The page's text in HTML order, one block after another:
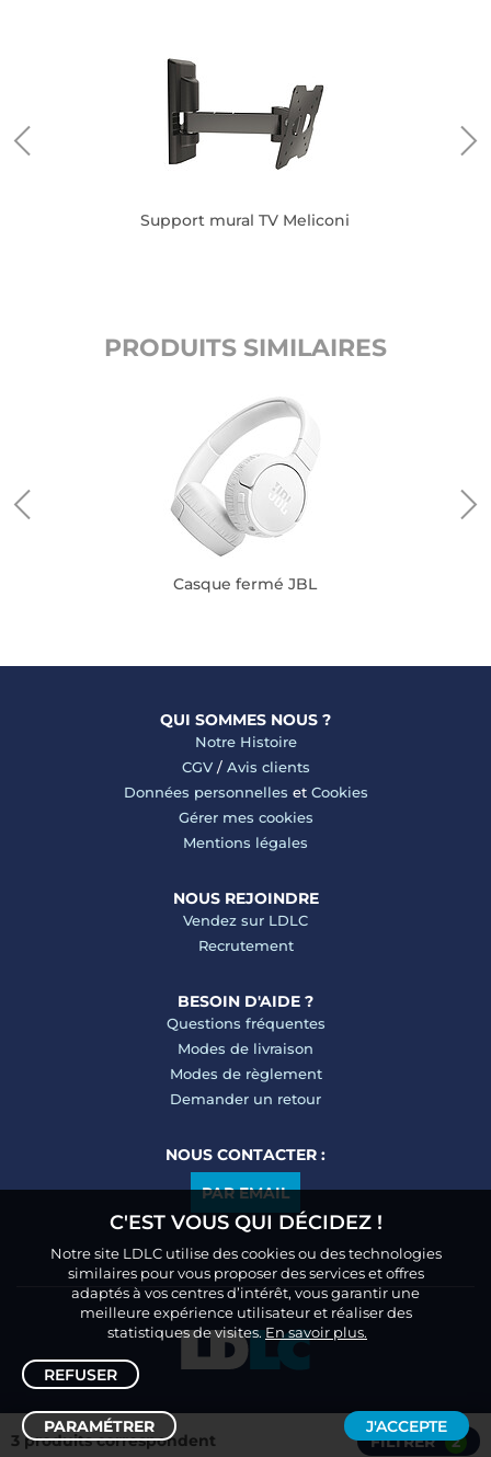
Trier /Filtrer
3 produits correspondent FILTRER 2
Support mural TV Meliconi
PRODUITS SIMILAIRES
Casque fermé JBL
QUI SOMMES NOUS ?
Notre Histoire
CGV/ Avis clients
Données personnelles et Cookies
Gérer mes cookies
Mentions légales
NOUS REJOINDRE
Vendez sur LDLC
Recrutement
BESOIN D'AIDE ?
Questions fréquentes
Modes de livraison
Modes de règlement
Demander un retour
NOUS CONTACTER :
PAR EMAIL
C'EST VOUS QUI DÉCIDEZ !
Notre site LDLC utilise des cookies ou des technologies
similaires pour vous proposer des services et offres
adaptés à vos centres d’intérêt, vous garantir une
meilleure expérience utilisateur et réaliser des
statistiques de visites.En savoir plus.
REFUSER
PARAMÉTRER J'ACCEPTE